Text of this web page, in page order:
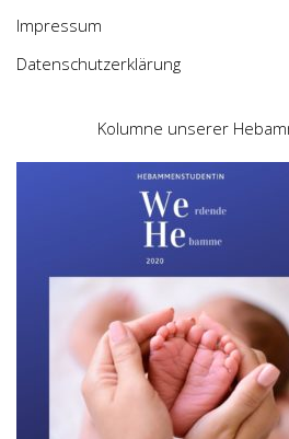
Impressum
Datenschutzerklärung
Kolumne unserer